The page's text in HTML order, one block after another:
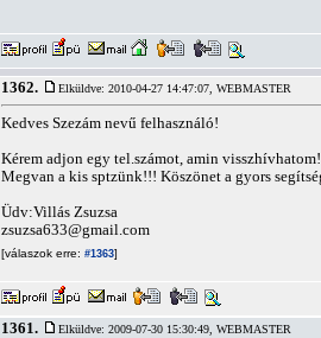
1362. Elküldve: 2010-04-27 14:47:07, WEBMASTER
Kedves Szezám nevű felhasználó!
Kérem adjon egy tel.számot, amin visszhívhatom!
Megvan a kis sptzünk!!! Köszönet a gyors
Üdv:Villás Zsuzsa
zsuzsa633@gmail.com
[válaszok erre: #1363]
1361. Elküldve: 2009-07-30 15:30:49, WEBMASTER